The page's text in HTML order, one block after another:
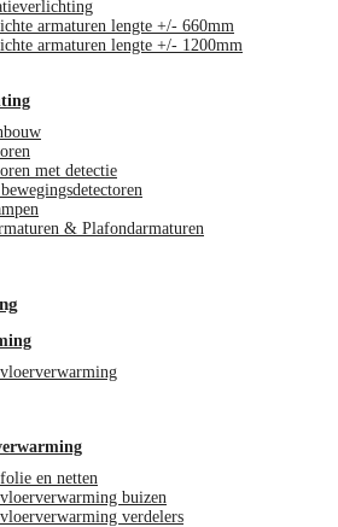
armaturen lengte +/- 660mm
armaturen lengte +/- 1200mm
met detectie
& Plafondarmaturen
en netten
buizen
verdelers